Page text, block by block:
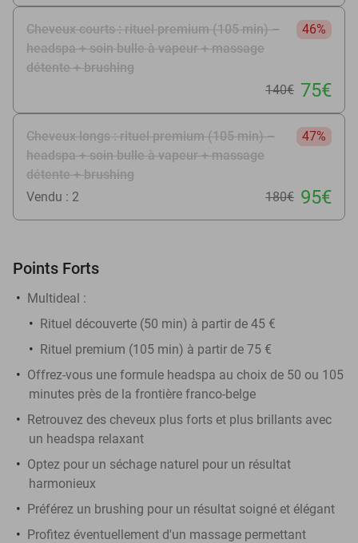
Cheveux courts : rituel premium (105 min) –
headspa + soin bulle à vapeur + massage
détente + brushing
46%
140€ 75€
Cheveux longs : rituel premium (105 min) –
headspa + soin bulle à vapeur + massage
détente + brushing
47%
Vendu : 2 180€ 95€
Points Forts
Multideal :
Rituel découverte (50 min) à partir de 45 €
Rituel premium (105 min) à partir de 75 €
Offrez-vous une formule headspa au choix de 50 ou 105
minutes près de la frontière franco-belge
Retrouvez des cheveux plus forts et plus brillants avec
un headspa relaxant
Optez pour un séchage naturel pour un résultat
harmonieux
Préférez un brushing pour un résultat soigné et élégant
Profitez éventuellement d'un massage permettant